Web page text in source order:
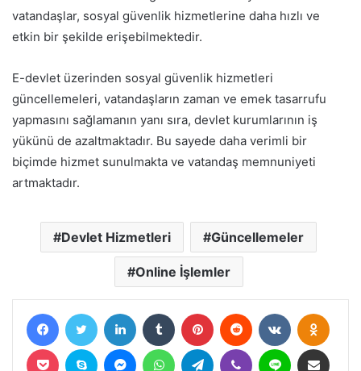
vatandaşlar, sosyal güvenlik hizmetlerine daha hızlı ve
etkin bir şekilde erişebilmektedir.
E-devlet üzerinden sosyal güvenlik hizmetleri
güncellemeleri, vatandaşların zaman ve emek tasarrufu
yapmasını sağlamanın yanı sıra, devlet kurumlarının iş
yükünü de azaltmaktadır. Bu sayede daha verimli bir
biçimde hizmet sunulmakta ve vatandaş memnuniyeti
artmaktadır.
Devlet Hizmetleri Güncellemeler
Online İşlemler
FacebookTwitter LinkedIn Tumblr Pinterest Reddit VKontakte
Pocket Skype MessengerWhatsAppTelegram Viber Line